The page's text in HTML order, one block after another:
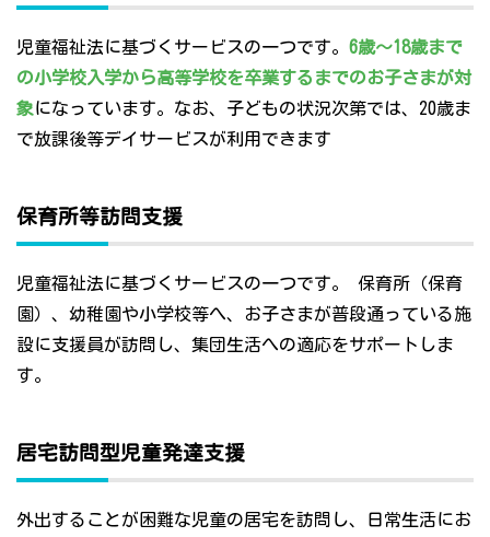
児童福祉法に基づくサービスの一つです。 6歳～18歳まで
の小学校入学から高等学校を卒業するまでのお子さまが対
象になっています。なお、子どもの状況次第では、20歳ま
で放課後等デイサービスが利用できます
保育所等訪問支援
児童福祉法に基づくサービスの一つです。 保育所（保育
園）、幼稚園や小学校等へ、お子さまが普段通っている施
設に支援員が訪問し、集団生活への適応をサポートしま
す。
居宅訪問型児童発達支援
外出することが困難な児童の居宅を訪問し、日常生活にお